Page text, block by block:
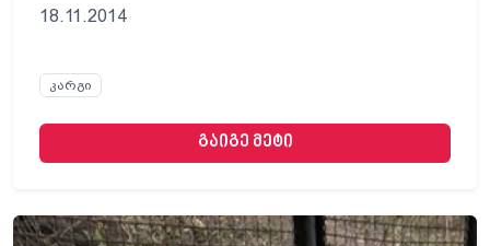
18.11.2014
კარგი
გაიგე მეტი